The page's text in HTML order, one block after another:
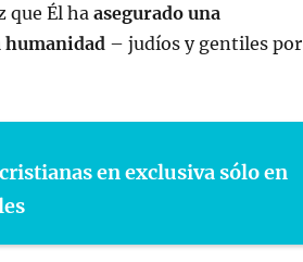
que Él ha asegurado una
humanidad – judíos y gentiles por
en exclusiva sólo en